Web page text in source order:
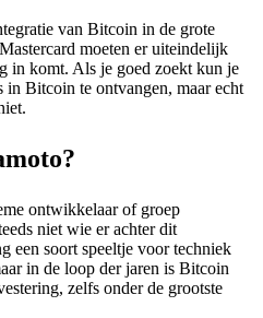
van Bitcoin in de grote
moeten er uiteindelijk
in komt. Als je goed zoekt kun je
in Bitcoin te ontvangen, maar echt
ontwikkelaar of groep
niet wie er achter dit
een soort speeltje voor techniek
in de loop der jaren is Bitcoin
zelfs onder de grootste